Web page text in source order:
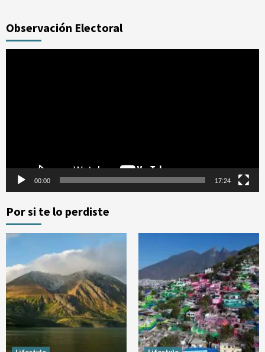
Observación Electoral
00:00 17:24
Por si te lo perdiste